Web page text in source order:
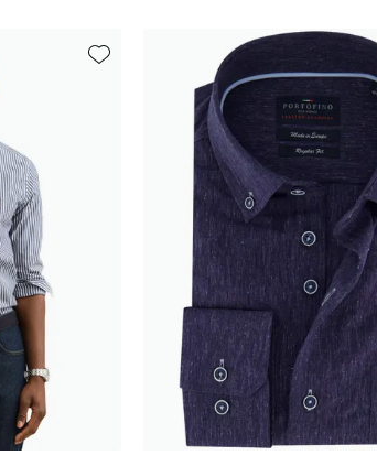
Toevoegen aan favorieten